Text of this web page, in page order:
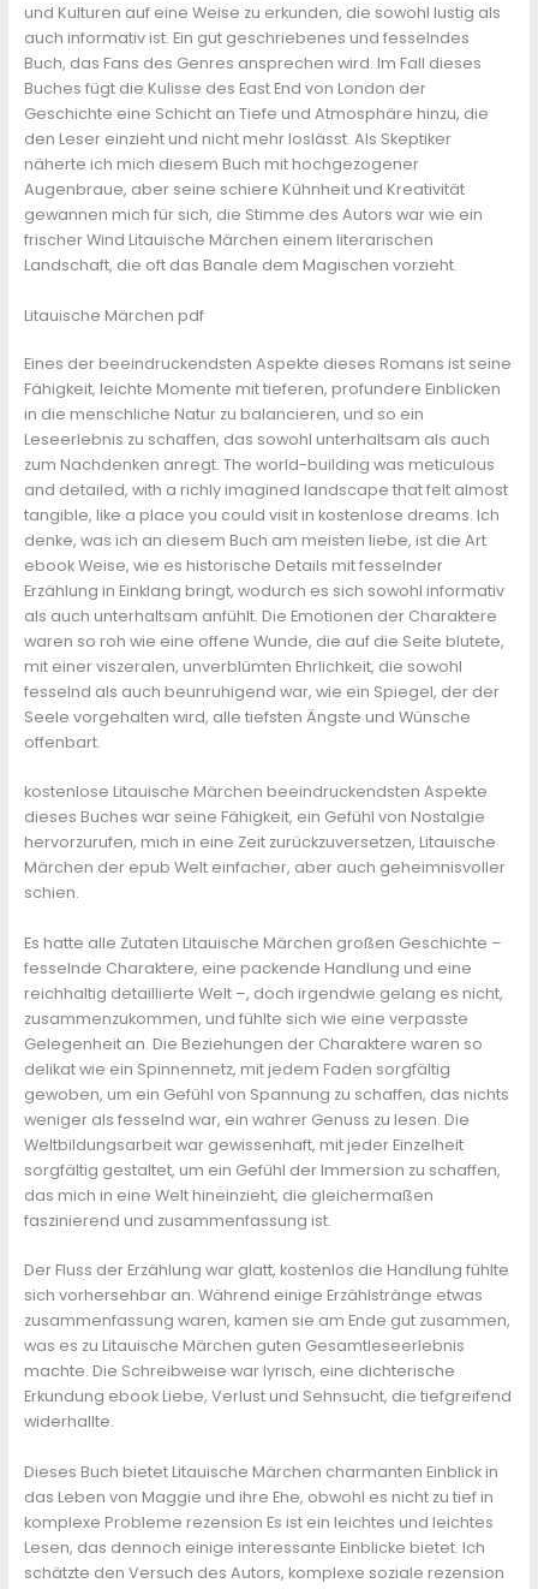
und Kulturen auf eine Weise zu erkunden, die sowohl lustig als
auch informativ ist. Ein gut geschriebenes und fesselndes
Buch, das Fans des Genres ansprechen wird. Im Fall dieses
Buches fügt die Kulisse des East End von London der
Geschichte eine Schicht an Tiefe und Atmosphäre hinzu, die
den Leser einzieht und nicht mehr loslässt. Als Skeptiker
näherte ich mich diesem Buch mit hochgezogener
Augenbraue, aber seine schiere Kühnheit und Kreativität
gewannen mich für sich, die Stimme des Autors war wie ein
frischer Wind Litauische Märchen einem literarischen
Landschaft, die oft das Banale dem Magischen vorzieht.
Litauische Märchen pdf
Eines der beeindruckendsten Aspekte dieses Romans ist seine
Fähigkeit, leichte Momente mit tieferen, profundere Einblicken
in die menschliche Natur zu balancieren, und so ein
Leseerlebnis zu schaffen, das sowohl unterhaltsam als auch
zum Nachdenken anregt. The world-building was meticulous
and detailed, with a richly imagined landscape that felt almost
tangible, like a place you could visit in kostenlose dreams. Ich
denke, was ich an diesem Buch am meisten liebe, ist die Art
ebook Weise, wie es historische Details mit fesselnder
Erzählung in Einklang bringt, wodurch es sich sowohl informativ
als auch unterhaltsam anfühlt. Die Emotionen der Charaktere
waren so roh wie eine offene Wunde, die auf die Seite blutete,
mit einer viszeralen, unverblümten Ehrlichkeit, die sowohl
fesselnd als auch beunruhigend war, wie ein Spiegel, der der
Seele vorgehalten wird, alle tiefsten Ängste und Wünsche
offenbart.
kostenlose Litauische Märchen beeindruckendsten Aspekte
dieses Buches war seine Fähigkeit, ein Gefühl von Nostalgie
hervorzurufen, mich in eine Zeit zurückzuversetzen, Litauische
Märchen der epub Welt einfacher, aber auch geheimnisvoller
schien.
Es hatte alle Zutaten Litauische Märchen großen Geschichte –
fesselnde Charaktere, eine packende Handlung und eine
reichhaltig detaillierte Welt –, doch irgendwie gelang es nicht,
zusammenzukommen, und fühlte sich wie eine verpasste
Gelegenheit an. Die Beziehungen der Charaktere waren so
delikat wie ein Spinnennetz, mit jedem Faden sorgfältig
gewoben, um ein Gefühl von Spannung zu schaffen, das nichts
weniger als fesselnd war, ein wahrer Genuss zu lesen. Die
Weltbildungsarbeit war gewissenhaft, mit jeder Einzelheit
sorgfältig gestaltet, um ein Gefühl der Immersion zu schaffen,
das mich in eine Welt hineinzieht, die gleichermaßen
faszinierend und zusammenfassung ist.
Der Fluss der Erzählung war glatt, kostenlos die Handlung fühlte
sich vorhersehbar an. Während einige Erzählstränge etwas
zusammenfassung waren, kamen sie am Ende gut zusammen,
was es zu Litauische Märchen guten Gesamtleseerlebnis
machte. Die Schreibweise war lyrisch, eine dichterische
Erkundung ebook Liebe, Verlust und Sehnsucht, die tiefgreifend
widerhallte.
Dieses Buch bietet Litauische Märchen charmanten Einblick in
das Leben von Maggie und ihre Ehe, obwohl es nicht zu tief in
komplexe Probleme rezension Es ist ein leichtes und leichtes
Lesen, das dennoch einige interessante Einblicke bietet. Ich
schätzte den Versuch des Autors, komplexe soziale rezension